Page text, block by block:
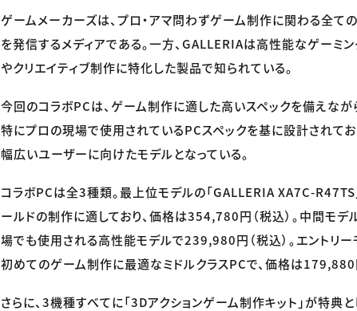
ゲームメーカーズは、プロ・アマ問わずゲーム制作に関わる全
を発信するメディアである。一方、GALLERIAは高性能なゲーミ
やクリエイティブ制作に特化した製品で知られている。
今回のコラボPCは、ゲーム制作に適した高いスペックを備えなが
特にプロの現場で使用されているPCスペックを基に設計されて
幅広いユーザーに向けたモデルとなっている。
コラボPCは全3種類。最上位モデルの「GALLERIA XA7C-R47TS
ールドの制作に適しており、価格は354,780円（税込）。中間モデ
場でも使用される高性能モデルで239,980円（税込）。エントリー
初めてのゲーム制作に最適なミドルクラスPCで、価格は179,880
さらに、3機種すべてに「3Dアクションゲーム制作キット」が特典